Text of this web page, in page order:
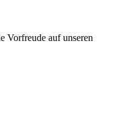
Vorfreude auf unseren